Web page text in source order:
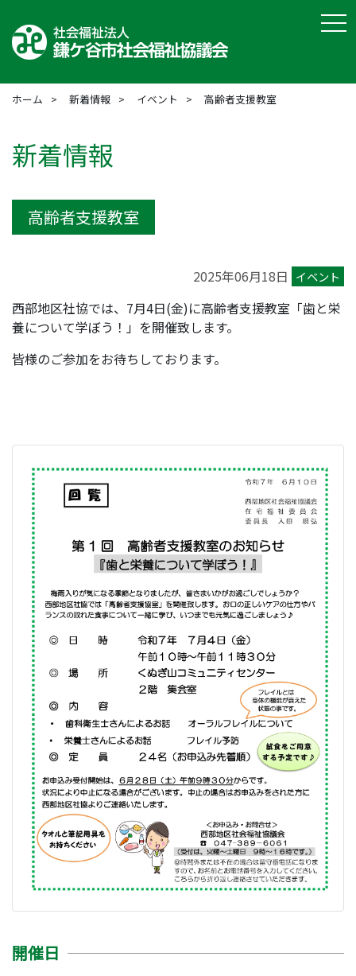
ホーム 新着情報 イベント 高齢者支援教室
新着情報
高齢者支援教室
2025年06月18日 イベント
西部地区社協では、7月4日(金)に高齢者支援教室「歯と栄
養について学ぼう！」を開催致します。
皆様のご参加をお待ちしております。
開催日